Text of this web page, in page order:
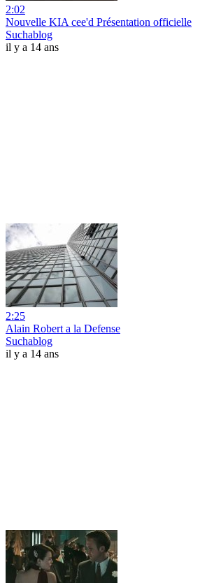
2:02
Nouvelle KIA cee'd Présentation officielle
Suchablog
il y a 14 ans
2:25
Alain Robert a la Defense
Suchablog
il y a 14 ans